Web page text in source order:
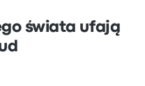
świata ufają